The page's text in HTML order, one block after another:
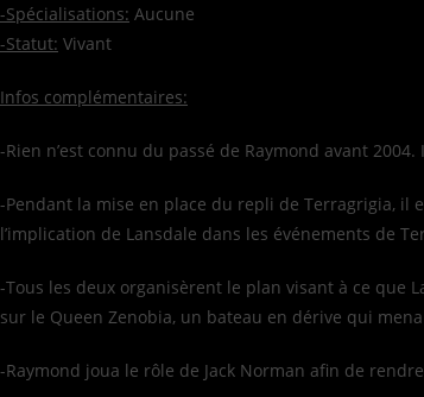
-Spécialisations: Aucune
-Statut: Vivant
Infos complémentaires:
-Rien n’est connu du passé de Raymond avant
-Pendant la mise en place du repli de Terragrigia, il
l’implication de Lansdale dans les événements de
-Tous les deux organisèrent le plan visant à ce que
sur le Queen Zenobia, un bateau en dérive qui
-Raymond joua le rôle de Jack Norman afin de